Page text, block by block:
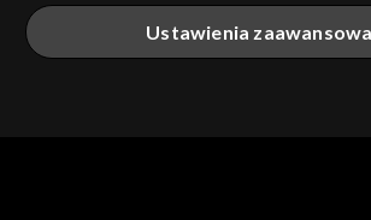
Twoje dane osobowe zbierane podczas
Ciebie naszych
poszczególnych serwisów
„Portalem”, w tym informacje zapisywane za
Ustawienia